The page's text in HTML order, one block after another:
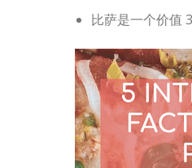
比萨是一个价值